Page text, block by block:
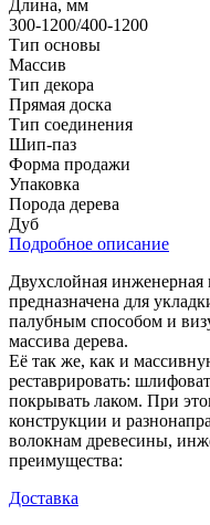
Длина, мм
300-1200/400-1200
Тип основы
Массив
Тип декора
Прямая доска
Тип соединения
Шип-паз
Форма продажи
Упаковка
Порода дерева
Дуб
Подробное описание
Двухслойная
предназначена для
палубным способом и
массива дерева.
Её так же, как и
реставрировать:
покрывать лаком. При
конструкции и
волокнам древесины,
преимущества:
Доставка